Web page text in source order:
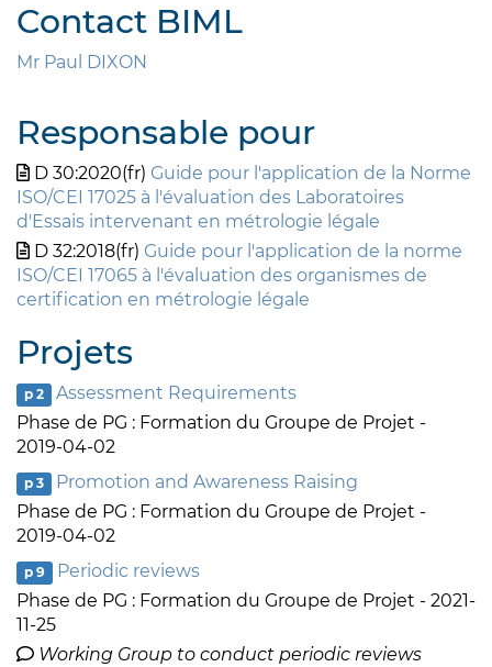
Contact BIML
Mr Paul DIXON
Responsable pour
D 30:2020(fr) Guide pour l'application de la Norme
ISO/CEI 17025 à l'évaluation des Laboratoires
d'Essais intervenant en métrologie légale
D 32:2018(fr) Guide pour l'application de la norme
ISO/CEI 17065 à l'évaluation des organismes de
certification en métrologie légale
Projets
p 2
Assessment Requirements
Phase de PG : Formation du Groupe de Projet -
2019-04-02
p 3
Promotion and Awareness Raising
Phase de PG : Formation du Groupe de Projet -
2019-04-02
p 9
Periodic reviews
Phase de PG : Formation du Groupe de Projet - 2021-
11-25
Working Group to conduct periodic reviews